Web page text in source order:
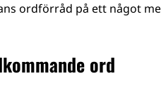
ordförråd på ett något
ord